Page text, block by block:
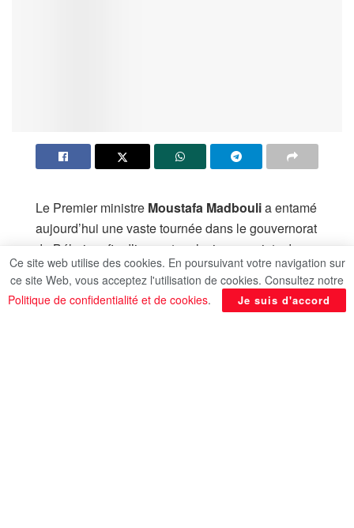
Le Premier ministre Moustafa Madboulia entamé
aujourd’hui une vaste tournée dans le gouvernorat
de Béheira afin d’inspecter plusieurs projets de
services et de développement. Accompagné de
plusieurs ministres et responsables, il a souligné
que ces visites de terrain régulières permettent de
Ce site web utilise des cookies. En poursuivant votre navigation sur
ce site Web, vous acceptez l'utilisation de cookies. Consultez notre
Politique de confidentialité et de cookies. Je suis d'accord